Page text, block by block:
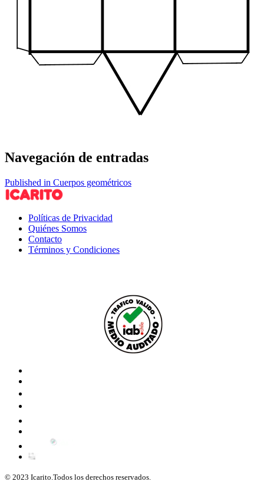
Navegación de entradas
Published in Cuerpos geométricos
Políticas de Privacidad
Quiénes Somos
Contacto
Términos y Condiciones
© 2023 Icarito.Todos los derechos reservados.